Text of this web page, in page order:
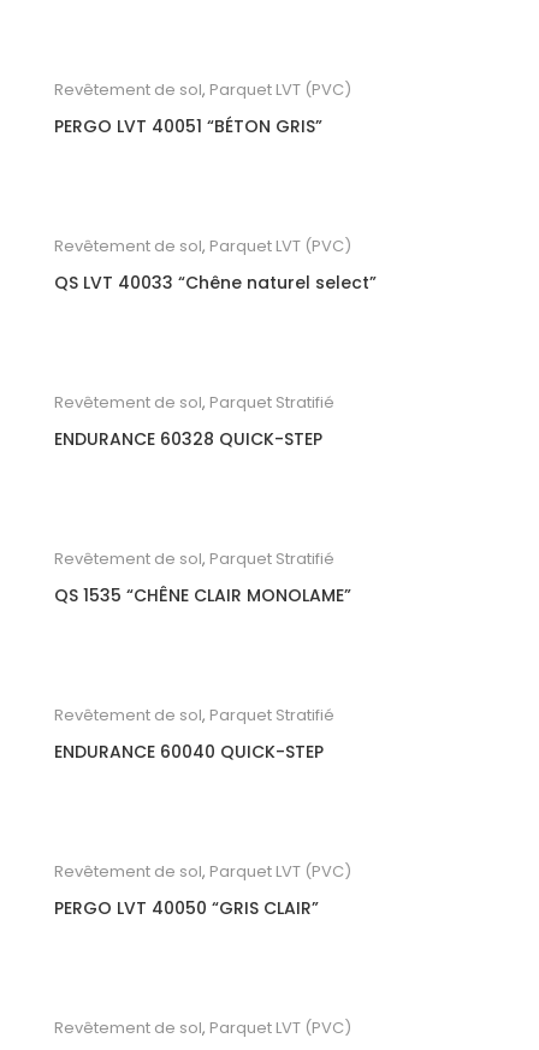
Revêtement de sol, Parquet LVT (PVC)
PERGO LVT 40051 “BÉTON GRIS”
Revêtement de sol, Parquet LVT (PVC)
QS LVT 40033 “Chêne naturel select”
Revêtement de sol, Parquet Stratifié
ENDURANCE 60328 QUICK-STEP
Revêtement de sol, Parquet Stratifié
QS 1535 “CHÊNE CLAIR MONOLAME”
Revêtement de sol, Parquet Stratifié
ENDURANCE 60040 QUICK-STEP
Revêtement de sol, Parquet LVT (PVC)
PERGO LVT 40050 “GRIS CLAIR”
Revêtement de sol, Parquet LVT (PVC)